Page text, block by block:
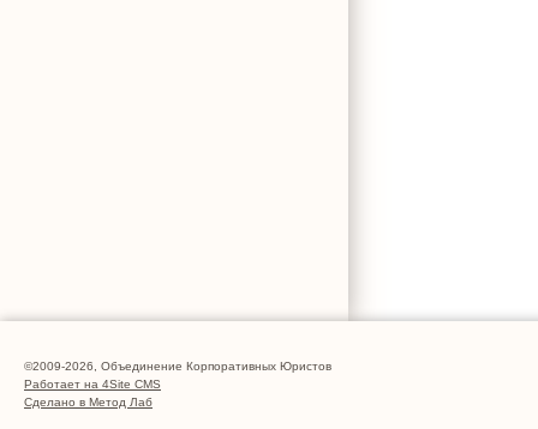
©2009-2026, Объединение Корпоративных Юристов
Работает на 4Site CMS
Сделано в Метод Лаб